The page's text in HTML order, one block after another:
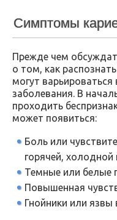
Симптомы
Прежде чем
о том, как
могут
заболевания. В
проходить
может появиться:
Боль или
горячей,
Темные или белые
Повышенная
Гнойники или язвы